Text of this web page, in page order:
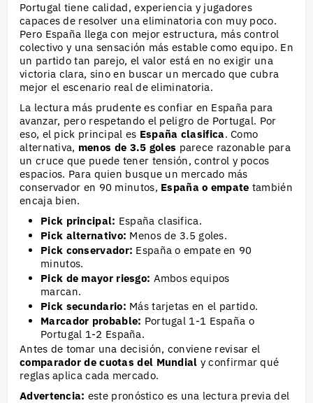
Portugal tiene calidad, experiencia y jugadores
capaces de resolver una eliminatoria con muy poco.
Pero España llega con mejor estructura, más control
colectivo y una sensación más estable como equipo. En
un partido tan parejo, el valor está en no exigir una
victoria clara, sino en buscar un mercado que cubra
mejor el escenario real de eliminatoria.
La lectura más prudente es confiar en España para
avanzar, pero respetando el peligro de Portugal. Por
eso, el pick principal es España clasifica. Como
alternativa, menos de 3.5 goles parece razonable para
un cruce que puede tener tensión, control y pocos
espacios. Para quien busque un mercado más
conservador en 90 minutos, España o empate también
encaja bien.
Pick principal: España clasifica.
Pick alternativo: Menos de 3.5 goles.
Pick conservador: España o empate en 90
minutos.
Pick de mayor riesgo: Ambos equipos
marcan.
Pick secundario: Más tarjetas en el partido.
Marcador probable: Portugal 1-1 España o
Portugal 1-2 España.
Antes de tomar una decisión, conviene revisar el
comparador de cuotas del Mundial y confirmar qué
reglas aplica cada mercado.
Advertencia: este pronóstico es una lectura previa del